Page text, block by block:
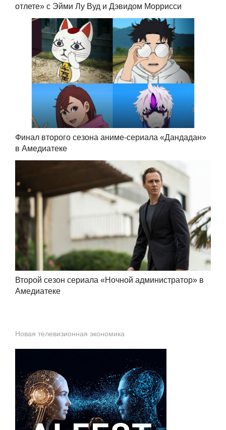
отлете» с Эйми Лу Вуд и Дэвидом Моррисси
Финал второго сезона аниме-сериала «Дандадан»
в Амедиатеке
Второй сезон сериала «Ночной администратор» в
Амедиатеке
Новая телевизионная экономика